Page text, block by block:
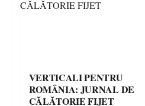
VERTICALI PENTRU
ROMÂNIA: JURNAL DE
CĂLĂTORIE FIJET